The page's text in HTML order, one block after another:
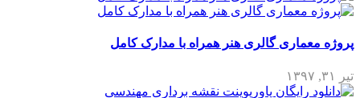
پروژه معماری گالری هنر همراه با مدارک کامل
تیر ۳۱, ۱۳۹۷